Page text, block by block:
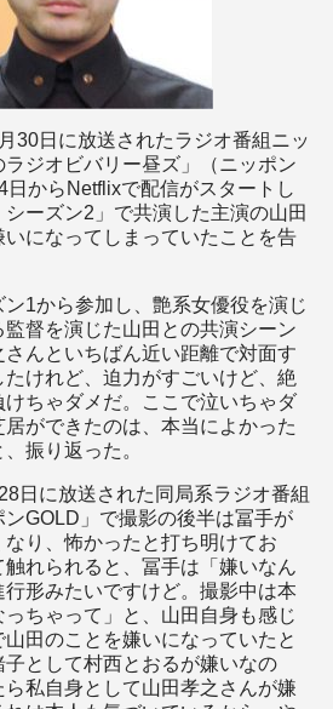
30日に放送されたラジオ番組ニッ
ジオビバリー昼ズ」（ニッポン
日からNetflixで配信がスタートし
ーズン2」で共演した主演の山田
になってしまっていたことを告
1から参加し、艶系女優役を演じ
督を演じた山田との共演シーン
んといちばん近い距離で対面す
けれど、迫力がすごいけど、絶
ちゃダメだ。ここで泣いちゃダ
居ができたのは、本当によかった
振り返った。
日に放送された同局系ラジオ番組
ンGOLD」で撮影の後半は冨手が
り、怖かったと打ち明けてお
触れられると、冨手は「嫌いなん
形みたいですけど。撮影中は本
ちゃって」と、山田自身も感じ
田のことを嫌いになっていたと
として村西とおるが嫌いなの
私自身として山田孝之さんが嫌